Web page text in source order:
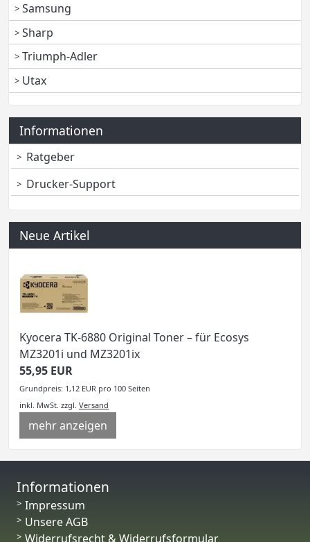
Samsung
Sharp
Triumph-Adler
Utax
Informationen
Ratgeber
Drucker-Support
Neue Artikel
Kyocera TK-6880 Original Toner – für Ecosys
MZ3201i und MZ3201ix
55,95 EUR
Grundpreis: 1,12 EUR pro 100 Seiten
inkl. MwSt. zzgl. Versand
mehr anzeigen
Informationen
Impressum
Unsere AGB
Widerrufsrecht & Widerrufsformular